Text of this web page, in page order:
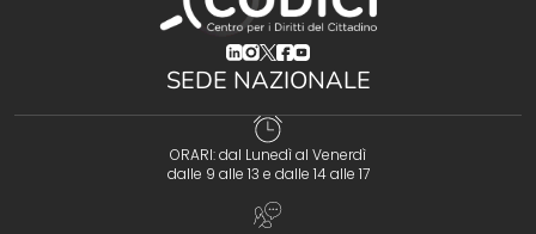
(opens in a new tab)
(opens in a new tab)
(opens in a new tab)
(opens in a new tab)
(opens in a new tab)
SEDE NAZIONALE
ORARI: dal Lunedì al Venerdì
dalle 9 alle 13 e dalle 14 alle 17